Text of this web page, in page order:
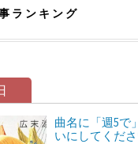
ランキング
曲名に「週5で
いにしてくださ